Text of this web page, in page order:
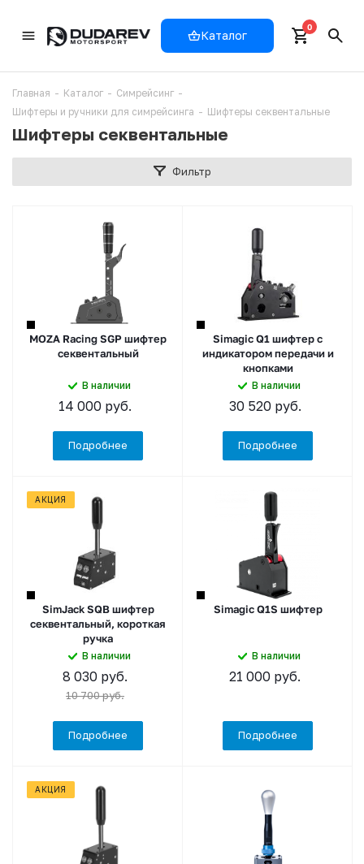
Каталог
0
Главная - Каталог - Симрейсинг -
Шифтеры и ручники для симрейсинга - Шифтеры секвентальные
Шифтеры секвентальные
Фильтр
MOZA Racing SGP шифтер
секвентальный
В наличии
14 000 руб.
Подробнее
Simagic Q1 шифтер с
индикатором передачи и
кнопками
В наличии
30 520руб.
Подробнее
АКЦИЯ
SimJack SQB шифтер
секвентальный, короткая
ручка
В наличии
8 030 руб.
10 700руб.
Подробнее
Simagic Q1S шифтер
В наличии
21 000 руб.
Подробнее
АКЦИЯ